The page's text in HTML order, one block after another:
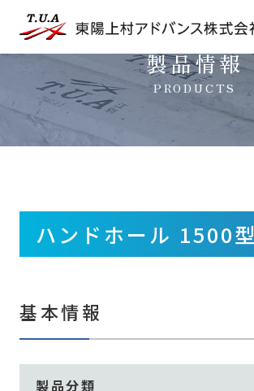
製品情報
PRODUCTS
ハンドホール 1500型
基本情報
製品分類